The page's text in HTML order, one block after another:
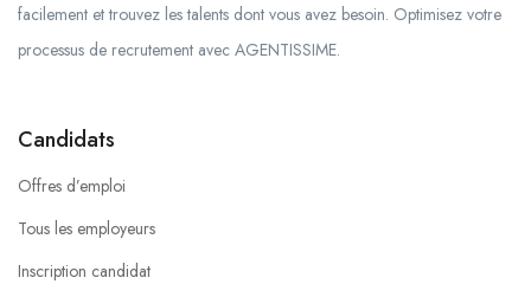
facilement et trouvez les talents dont vous avez besoin. Optimisez votre
processus de recrutement avec AGENTISSIME.
Candidats
Offres d’emploi
Tous les employeurs
Inscription candidat